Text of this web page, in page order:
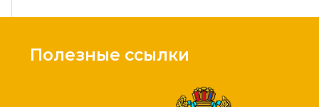
Полезные ссылки